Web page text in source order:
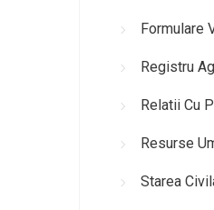
Formulare
Registru
Relatii Cu
Resurse
Starea